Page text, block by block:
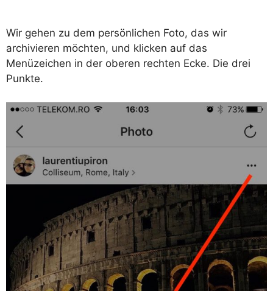
Wir gehen zu dem persönlichen Foto, das wir
archivieren möchten, und klicken auf das
Menüzeichen in der oberen rechten Ecke. Die drei
Punkte.